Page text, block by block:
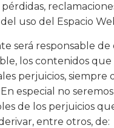
uso del Espacio
será responsable de
los contenidos
perjuicios, siempre
especial no seremos
de los perjuicios
entre otros, de: